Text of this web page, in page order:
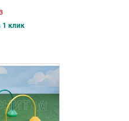
1 клик